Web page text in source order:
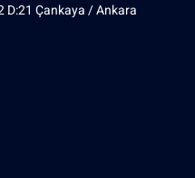
D:21 Çankaya / Ankara